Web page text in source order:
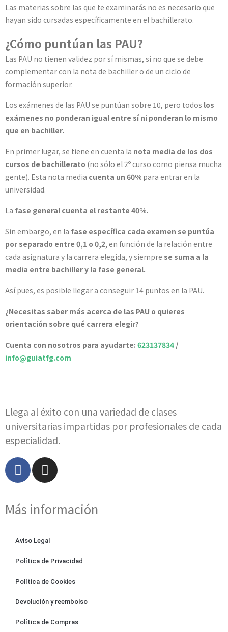
Las materias sobre las que te examinarás no es necesario que
hayan sido cursadas específicamente en el bachillerato.
¿Cómo puntúan las PAU?
Las PAU no tienen validez por sí mismas, si no que se debe
complementar con la nota de bachiller o de un ciclo de
formación superior.
Los exámenes de las PAU se puntúan sobre 10, pero todos los
exámenes no ponderan igual entre sí ni ponderan lo mismo
que en bachiller.
En primer lugar, se tiene en cuenta la nota media de los dos
cursos de bachillerato (no sólo el 2º curso como piensa mucha
gente). Esta nota media cuenta un 60% para entrar en la
universidad.
La fase general cuenta el restante 40%.
Sin embargo, en la fase específica cada examen se puntúa
por separado entre 0,1 o 0,2, en función de la relación entre
cada asignatura y la carrera elegida, y siempre se suma a la
media entre bachiller y la fase general.
Así pues, es posible llegar a conseguir 14 puntos en la PAU.
¿Necesitas saber más acerca de las PAU o quieres
orientación sobre qué carrera elegir?
Cuenta con nosotros para ayudarte: 623137834 /
info@guiatfg.com
Llega al éxito con una variedad de clases
universitarias impartidas por profesionales de cada
especialidad.
Más información
Aviso Legal
Política de Privacidad
Política de Cookies
Devolución y reembolso
Política de Compras